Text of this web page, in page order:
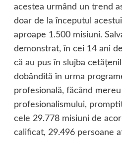
acestea urmând un trend
doar de la începutul
aproape 1.500 misiuni.
demonstrat, în cei 14 ani
că au pus în slujba
dobândită în urma
profesională, făcând
profesionalismului,
cele 29.778 misiuni de
calificat, 29.496 persoane